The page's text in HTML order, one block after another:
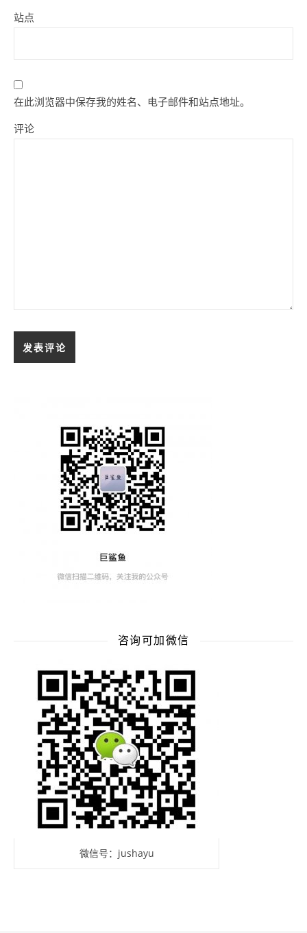
站点
在此浏览器中保存我的姓名、电子邮件和站点地址。
评论
咨询可加微信
微信号：jushayu